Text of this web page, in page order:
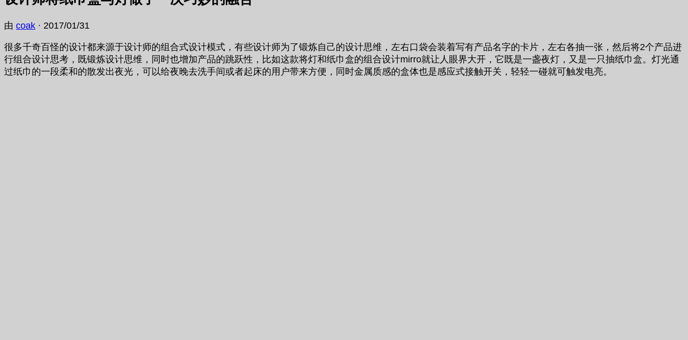
由 coak · 2017/01/31
很多千奇百怪的设计都来源于设计师的组合式设计模式，有些设计师为了锻炼自己的设计思维，左右口袋会装着写有产品名字的卡片，左右各抽一张，然后将2个产品进
行组合设计思考，既锻炼设计思维，同时也增加产品的跳跃性，比如这款将灯和纸巾盒的组合设计mirro就让人眼界大开，它既是一盏夜灯，又是一只抽纸巾盒。灯光通
过纸巾的一段柔和的散发出夜光，可以给夜晚去洗手间或者起床的用户带来方便，同时金属质感的盒体也是感应式接触开关，轻轻一碰就可触发电亮。